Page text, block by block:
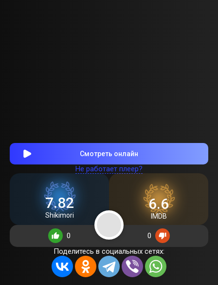
Смотреть онлайн
Не работает плеер?
7.82
Shikimori
6.6
IMDB
0
0
Поделитесь в социальных сетях: